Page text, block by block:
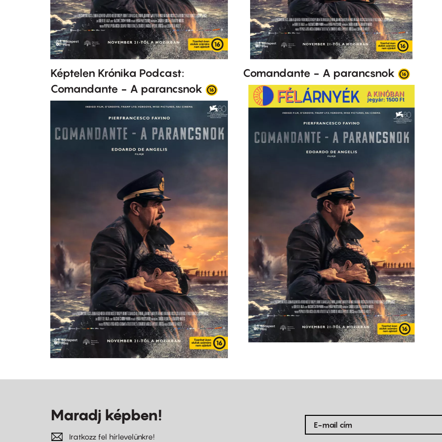
Képtelen Krónika Podcast:
Comandante - A parancsnok
Comandante - A parancsnok
Maradj képben!
Iratkozz fel hírlevelünkre!